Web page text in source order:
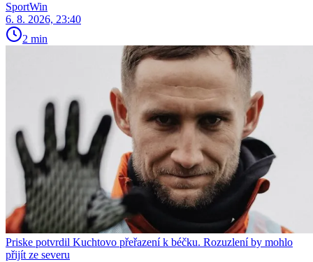
SportWin
6. 8. 2026, 23:40
2 min
Priske potvrdil Kuchtovo přeřazení k béčku. Rozuzlení by mohlo
přijít ze severu